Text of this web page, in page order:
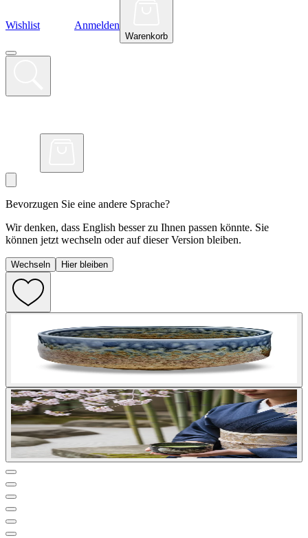
Wishlist Anmelden
Warenkorb
Bevorzugen Sie eine andere Sprache?
Wir denken, dass English besser zu Ihnen passen könnte. Sie
können jetzt wechseln oder auf dieser Version bleiben.
Wechseln Hier bleiben